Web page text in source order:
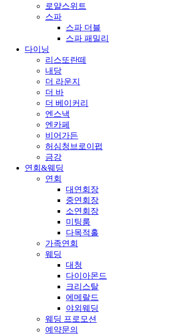
로얄스위트
스파
스파 더블
스파 패밀리
다이닝
리스또란떼
내당
더 라운지
더 바
더 베이커리
엔스낵
엔카페
비어가든
허심청브로이펍
금강
연회&웨딩
연회
대연회장
중연회장
소연회장
미팅룸
다목적홀
가족연회
웨딩
대청
다이아몬드
크리스탈
에메랄드
야외웨딩
웨딩 프로모션
예약문의